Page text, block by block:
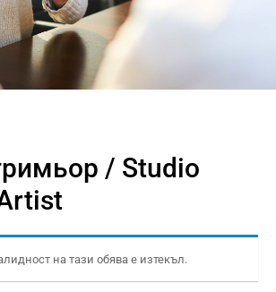
/ Studio
на тази обява е изтекъл.